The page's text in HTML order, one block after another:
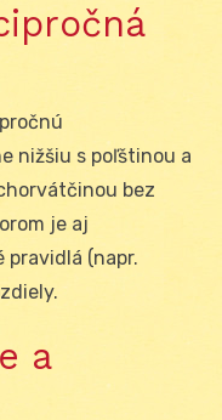
nižšiu s poľštinou a
bez
je aj
(napr.
a